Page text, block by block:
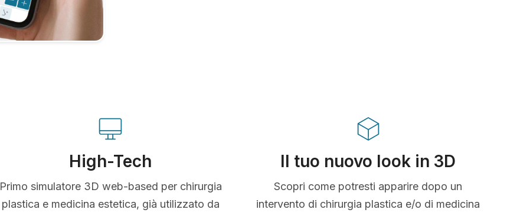
High-Tech
Primo simulatore 3D web-based per chirurgia
plastica e medicina estetica, già utilizzato da
Il tuo nuovo look in 3D
Scopri come potresti apparire dopo un
intervento di chirurgia plastica e/o di medicina